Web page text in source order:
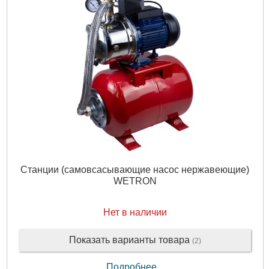
Станции (самовсасывающие насос нержавеющие)
WETRON
Нет в наличии
Показать варианты товара (2)
Подробнее...